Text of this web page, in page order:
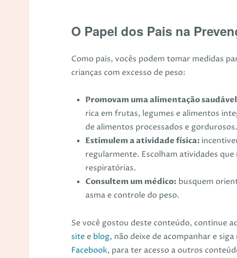
O Papel dos Pais na
Como pais, vocês podem tomar medidas
crianças com excesso de peso:
Promovam uma alimentação
rica em frutas, legumes e alimentos
de alimentos processados e gordurosos.
Estimulem a atividade física:
regularmente. Escolham atividades
respiratórias.
Consultem um médico: busquem
asma e controle do peso.
Se você gostou deste conteúdo, continue
site e blog, não deixe de acompanhar e
Facebook, para ter acesso a outros